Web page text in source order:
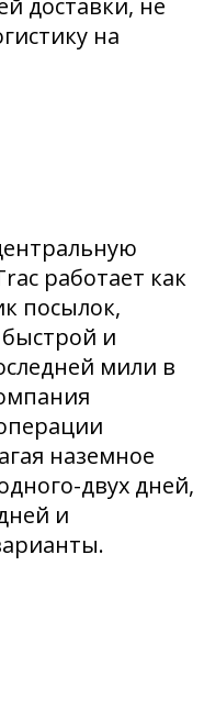
доставки, не
на
работает как
посылок,
и
мили в
наземное
двух дней,
и